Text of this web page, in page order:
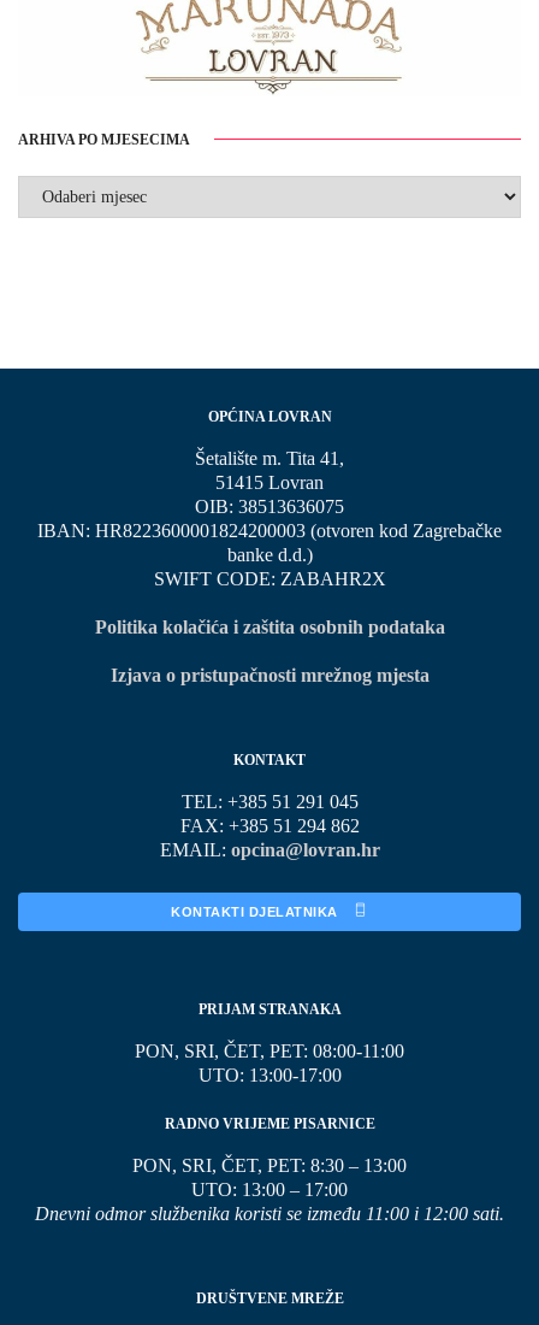
ARHIVA PO MJESECIMA
ARHIVA
OPĆINA LOVRAN
Šetalište m. Tita 41,
51415 Lovran
OIB: 38513636075
IBAN: HR8223600001824200003 (otvoren kod Zagrebačke
banke d.d.)
SWIFT CODE: ZABAHR2X
Politika kolačića i zaštita osobnih podataka
Izjava o pristupačnosti mrežnog mjesta
KONTAKT
TEL: +385 51 291 045
FAX: +385 51 294 862
EMAIL: opcina@lovran.hr
KONTAKTI DJELATNIKA
PRIJAM STRANAKA
PON, SRI, ČET, PET: 08:00-11:00
UTO: 13:00-17:00
RADNO VRIJEME PISARNICE
PON, SRI, ČET, PET: 8:30 – 13:00
UTO: 13:00 – 17:00
Dnevni odmor službenika koristi se između 11:00 i 12:00 sati.
DRUŠTVENE MREŽE